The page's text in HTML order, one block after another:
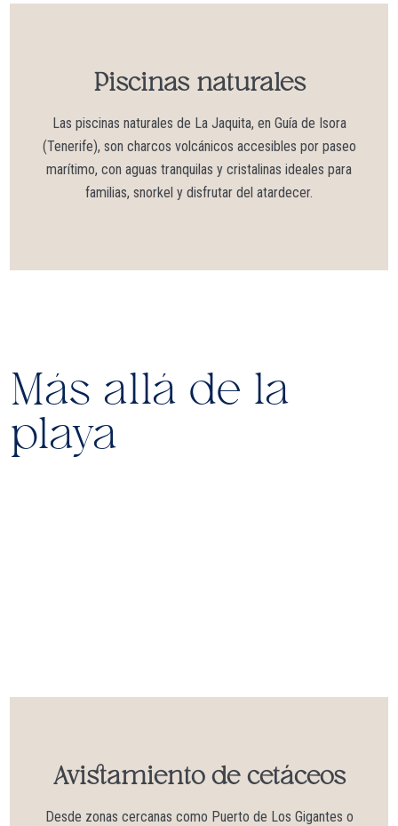
Piscinas naturales
Las piscinas naturales de La Jaquita, en Guía de Isora
(Tenerife), son charcos volcánicos accesibles por paseo
marítimo, con aguas tranquilas y cristalinas ideales para
familias, snorkel y disfrutar del atardecer.
Más allá de la
playa
Avistamiento de cetáceos
Desde zonas cercanas como Puerto de Los Gigantes o